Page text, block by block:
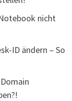
nicht
ID ändern – So